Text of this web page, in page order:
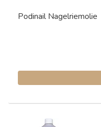
Podinail Nagelriemolie